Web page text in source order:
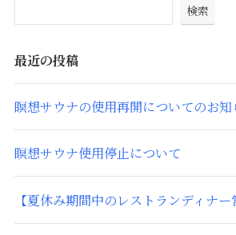
検索
最近の投稿
瞑想サウナの使用再開についてのお知
瞑想サウナ使用停止について
【夏休み期間中のレストランディナー